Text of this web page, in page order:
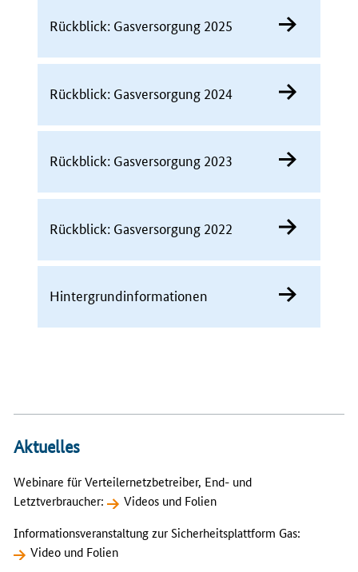
Rückblick: Gasversorgung 2025
Rückblick: Gasversorgung 2024
Rückblick: Gasversorgung 2023
Rückblick: Gasversorgung 2022
Hintergrundinformationen
Aktuelles
Webinare für Verteilernetzbetreiber, End- und
Letztverbraucher:
Videos und Folien
Informationsveranstaltung zur Sicherheitsplattform Gas:
Video und Folien